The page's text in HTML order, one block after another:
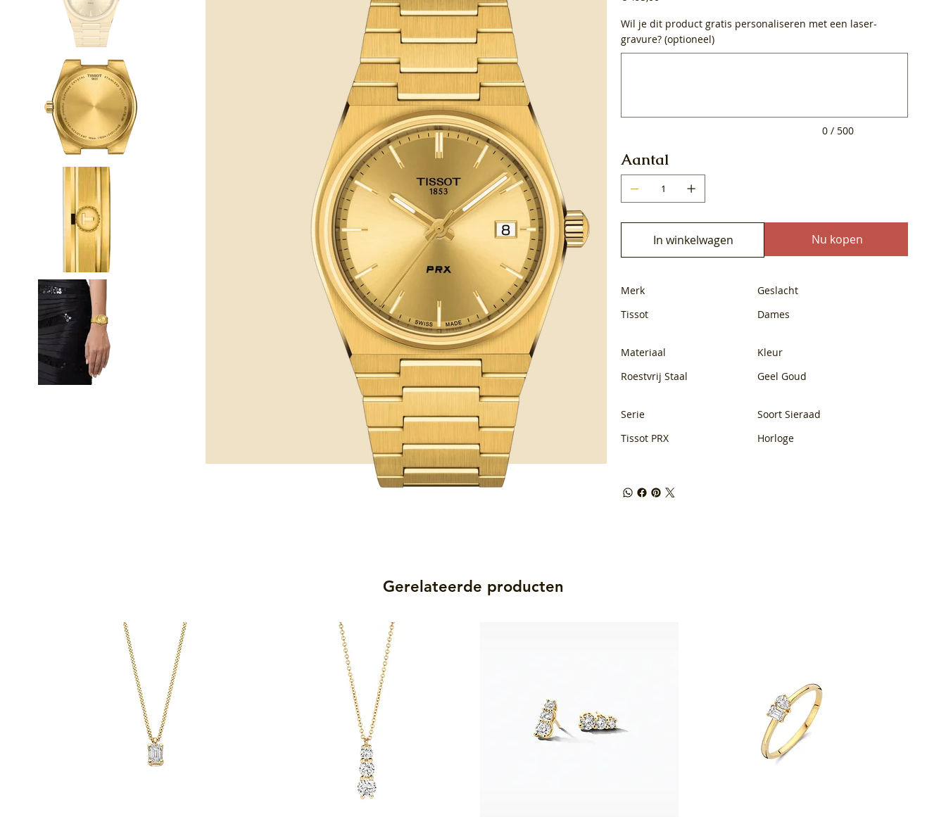
Wil je dit product gratis personaliseren met een laser-
gravure? (optioneel)
0 / 500
Aantal
In winkelwagen Nu kopen
Merk
Tissot
Geslacht
Dames
Materiaal
Roestvrij Staal
Kleur
Geel Goud
Serie
Tissot PRX
Soort Sieraad
Horloge
Gerelateerde producten